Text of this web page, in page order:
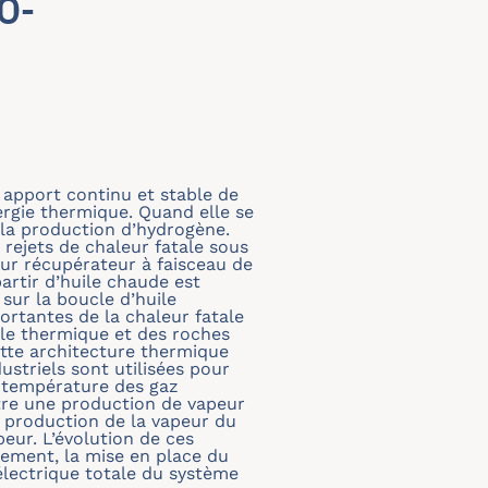
apport continu et stable de
thermique. Quand elle se
production d’hydrogène.
de chaleur fatale sous
récupérateur à faisceau de
d’huile chaude est
la boucle d’huile
de la chaleur fatale
thermique et des roches
architecture thermique
sont utilisées pour
des gaz
une production de vapeur
de la vapeur du
L’évolution de ces
la mise en place du
totale du système